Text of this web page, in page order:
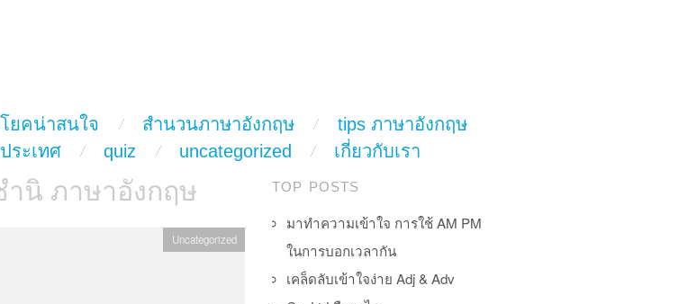
ยคน่าสนใจ สำนวนภาษาอังกฤษ
tips ภาษาอังกฤษ
ระเทศ quiz uncategorized เกี่ยวกับเรา
ำนิ ภาษาอังกฤษ
Uncategorized
TOP POSTS
มาทำความเข้าใจ การใช้ AM PM
ในการบอกเวลากัน
เคล็ดลับเข้าใจง่าย Adj & Adv